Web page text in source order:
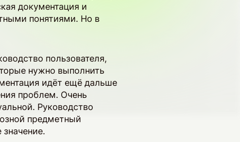
документация и
понятиями. Но в
пользователя,
нужно выполнить
идёт ещё дальше
проблем. Очень
Руководство
предметный